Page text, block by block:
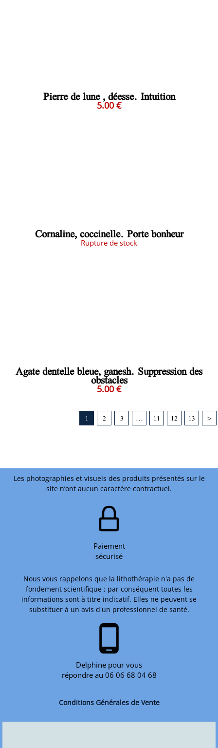
Pierre de lune , déesse. Intuition
5.00 €
Cornaline, coccinelle. Porte bonheur
Rupture de stock
Agate dentelle bleue, ganesh. Suppression des
obstacles
5.00 €
1 2 3 ... 11 12 13 >
Les photographies et visuels des produits présentés sur le
site n’ont aucun caractère contractuel.
Paiement
sécurisé
Nous vous rappelons que la lithothérapie n'a pas de
fondement scientifique ; par conséquent toutes les
informations sont à titre indicatif. Elles ne peuvent se
substituer à un avis d'un professionnel de santé.
phone_android
Delphine pour vous
répondre au 06 06 68 04 68
Conditions Générales de Vente